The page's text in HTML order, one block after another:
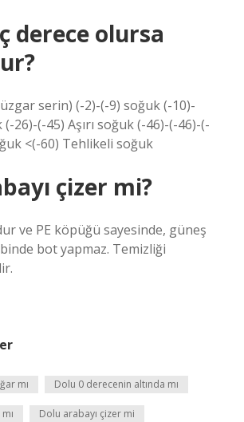
derece olursa
serin) (-2)-(-9) soğuk (-10)-
26)-(-45) Aşırı soğuk (-46)-(-46)-(-
<(-60) Tehlikeli soğuk
çizer mi?
ve PE köpüğü sayesinde, güneş
bot yapmaz. Temizliği
mı Dolu 0 derecenin altında mı
Dolu arabayı çizer mi